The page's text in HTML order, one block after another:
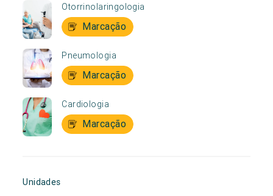
Otorrinolaringologia
Marcação
Pneumologia
Marcação
Cardiologia
Marcação
Unidades